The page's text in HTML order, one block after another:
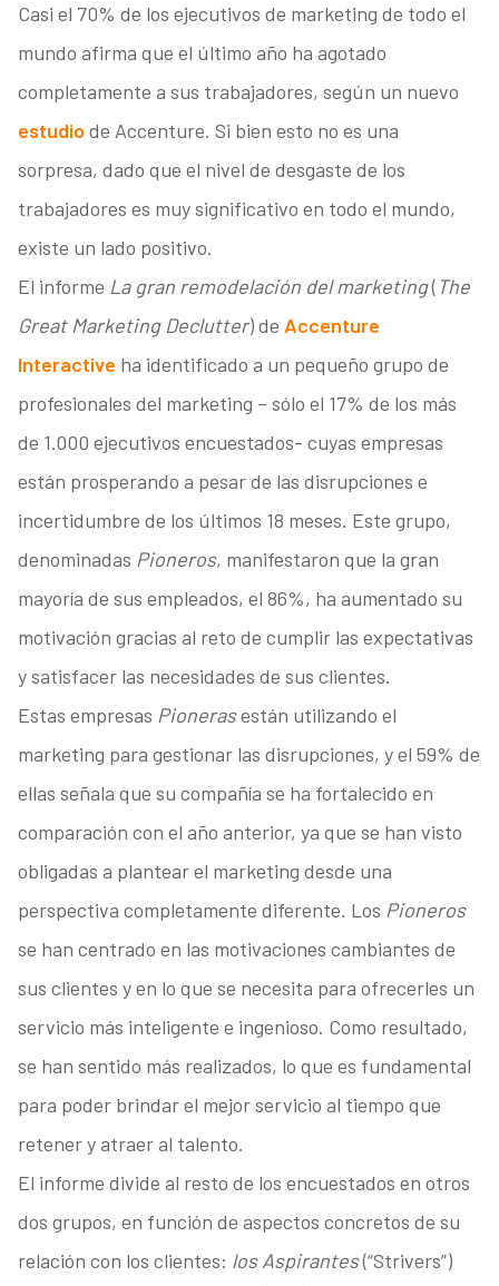
Casi el 70% de los ejecutivos de marketing de todo el
mundo afirma que el último año ha agotado
completamente a sus trabajadores, según un nuevo
estudio de Accenture. Si bien esto no es una
sorpresa, dado que el nivel de desgaste de los
trabajadores es muy significativo en todo el mundo,
existe un lado positivo.
El informe La gran remodelación del marketing( The
Great Marketing Declutter) de Accenture
Interactive ha identificado a un pequeño grupo de
profesionales del marketing – sólo el 17% de los más
de 1.000 ejecutivos encuestados- cuyas empresas
están prosperando a pesar de las disrupciones e
incertidumbre de los últimos 18 meses. Este grupo,
denominadas Pioneros, manifestaron que la gran
mayoría de sus empleados, el 86%, ha aumentado su
motivación gracias al reto de cumplir las expectativas
y satisfacer las necesidades de sus clientes.
Estas empresas Pionerasestán utilizando el
marketing para gestionar las disrupciones, y el 59% de
ellas señala que su compañía se ha fortalecido en
comparación con el año anterior, ya que se han visto
obligadas a plantear el marketing desde una
perspectiva completamente diferente. Los Pioneros
se han centrado en las motivaciones cambiantes de
sus clientes y en lo que se necesita para ofrecerles un
servicio más inteligente e ingenioso. Como resultado,
se han sentido más realizados, lo que es fundamental
para poder brindar el mejor servicio al tiempo que
retener y atraer al talento.
El informe divide al resto de los encuestados en otros
dos grupos, en función de aspectos concretos de su
relación con los clientes: los Aspirantes(“Strivers”)